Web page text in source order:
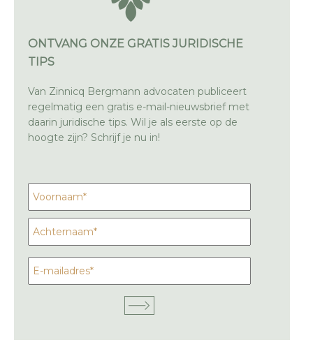
ONTVANG ONZE GRATIS JURIDISCHE
TIPS
Van Zinnicq Bergmann advocaten publiceert
regelmatig een gratis e-mail-nieuwsbrief met
daarin juridische tips. Wil je als eerste op de
hoogte zijn? Schrijf je nu in!